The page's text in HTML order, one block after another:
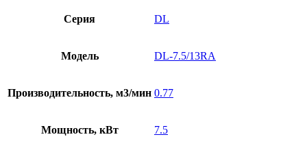
Серия DL
Модель DL-7.5/13RA
Производительность, м3/мин 0.77
Мощность, кВт 7.5